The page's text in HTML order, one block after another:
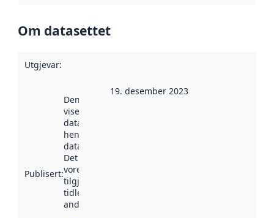
Om datasettet
Utgjevar:
Publisert:
Denne datoen
viser når
datasettet vart
henta inn av
data.norge.no.
Det kan ha
vore
tilgjengeleg
tidlegare
andre stader.
19. desember 2023